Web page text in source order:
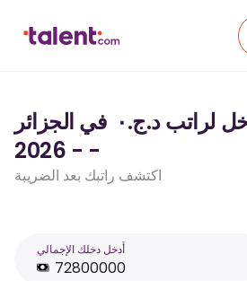
حاسبة ضريبة الدخل لراتب د.ج.‏٠ ‏ في الجزائر
- - 2026
اكتشف راتبك بعد الضريبة
أَدخل دخلك الإجمالي